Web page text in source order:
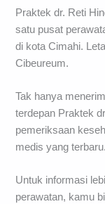
Praktek dr. Reti
satu pusat
di kota Cimahi.
Cibeureum.
Tak hanya
terdepan Praktek
pemeriksaan
medis yang terbaru.
Untuk informasi
perawatan, kamu